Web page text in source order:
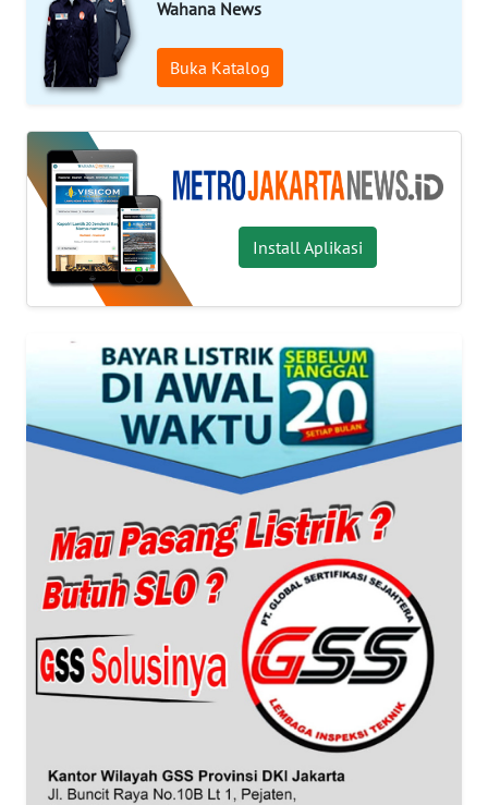
Wahana News
Buka Katalog
Install Aplikasi
INDEKS
BERITA
KONTAK
INFO
IKLAN
TENTANG
KAMI
PEDOMAN
REDAKSI
DISCLAIMER
Wahana
News
Regional
WN